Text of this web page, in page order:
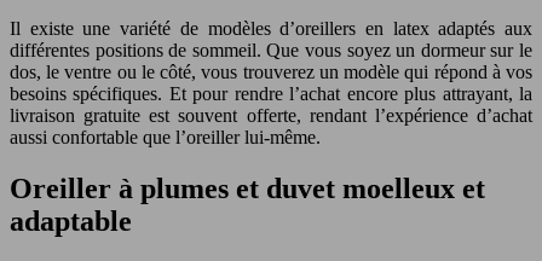
Il existe une variété de modèles d’oreillers en latex adaptés aux
différentes positions de sommeil. Que vous soyez un dormeur sur le
dos, le ventre ou le côté, vous trouverez un modèle qui répond à vos
besoins spécifiques. Et pour rendre l’achat encore plus attrayant, la
livraison gratuite est souvent offerte, rendant l’expérience d’achat
aussi confortable que l’oreiller lui-même.
Oreiller à plumes et duvet moelleux et
adaptable